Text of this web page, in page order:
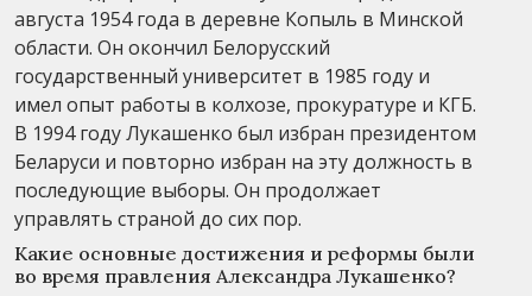
августа 1954 года в деревне Копыль в Минской
области. Он окончил Белорусский
государственный университет в 1985 году и
имел опыт работы в колхозе, прокуратуре и КГБ.
В 1994 году Лукашенко был избран президентом
Беларуси и повторно избран на эту должность в
последующие выборы. Он продолжает
управлять страной до сих пор.
Какие основные достижения и реформы были
во время правления Александра Лукашенко?